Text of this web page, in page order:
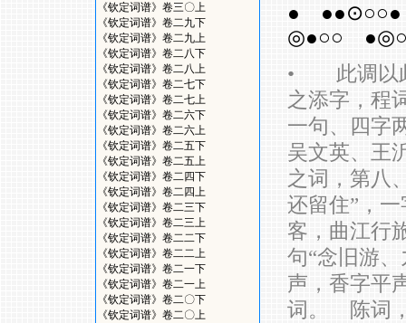
《钦定词谱》卷三〇上
《钦定词谱》卷二九下
《钦定词谱》卷二九上
《钦定词谱》卷二八下
《钦定词谱》卷二八上
《钦定词谱》卷二七下
《钦定词谱》卷二七上
《钦定词谱》卷二六下
《钦定词谱》卷二六上
《钦定词谱》卷二五下
《钦定词谱》卷二五上
《钦定词谱》卷二四下
《钦定词谱》卷二四上
《钦定词谱》卷二三下
《钦定词谱》卷二三上
《钦定词谱》卷二二下
《钦定词谱》卷二二上
《钦定词谱》卷二一下
《钦定词谱》卷二一上
《钦定词谱》卷二〇下
《钦定词谱》卷二〇上
●
●●⊙○○●
◎●○○
• 此调以此
之添字，程
一句、四字
吴文英、王
之词，第八
还留住”，
客，曲江行
句“念旧游
声，香字平
词。 陈词